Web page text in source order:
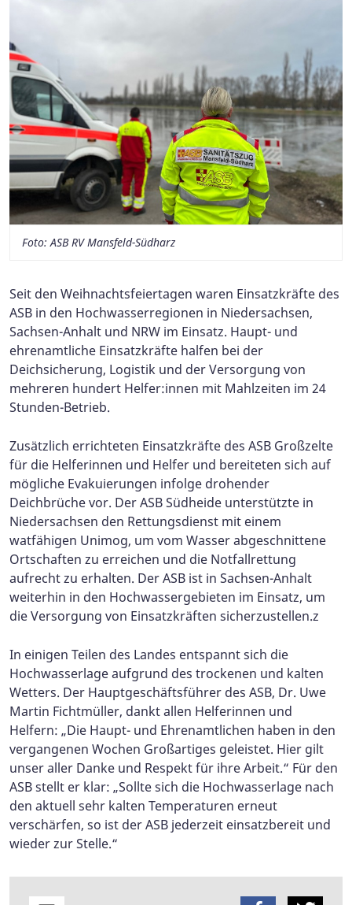
Foto: ASB RV Mansfeld-Südharz
Seit den Weihnachtsfeiertagen waren Einsatzkräfte des
ASB in den Hochwasserregionen in Niedersachsen,
Sachsen-Anhalt und NRW im Einsatz. Haupt- und
ehrenamtliche Einsatzkräfte halfen bei der
Deichsicherung, Logistik und der Versorgung von
mehreren hundert Helfer:innen mit Mahlzeiten im 24
Stunden-Betrieb.
Zusätzlich errichteten Einsatzkräfte des ASB Großzelte
für die Helferinnen und Helfer und bereiteten sich auf
mögliche Evakuierungen infolge drohender
Deichbrüche vor. Der ASB Südheide unterstützte in
Niedersachsen den Rettungsdienst mit einem
watfähigen Unimog, um vom Wasser abgeschnittene
Ortschaften zu erreichen und die Notfallrettung
aufrecht zu erhalten. Der ASB ist in Sachsen-Anhalt
weiterhin in den Hochwassergebieten im Einsatz, um
die Versorgung von Einsatzkräften sicherzustellen.z
In einigen Teilen des Landes entspannt sich die
Hochwasserlage aufgrund des trockenen und kalten
Wetters. Der Hauptgeschäftsführer des ASB, Dr. Uwe
Martin Fichtmüller, dankt allen Helferinnen und
Helfern: „Die Haupt- und Ehrenamtlichen haben in den
vergangenen Wochen Großartiges geleistet. Hier gilt
unser aller Danke und Respekt für ihre Arbeit.“ Für den
ASB stellt er klar: „Sollte sich die Hochwasserlage nach
den aktuell sehr kalten Temperaturen erneut
verschärfen, so ist der ASB jederzeit einsatzbereit und
wieder zur Stelle.“